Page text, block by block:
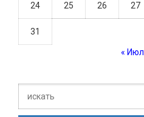
24 25 26 27
31
« Июл